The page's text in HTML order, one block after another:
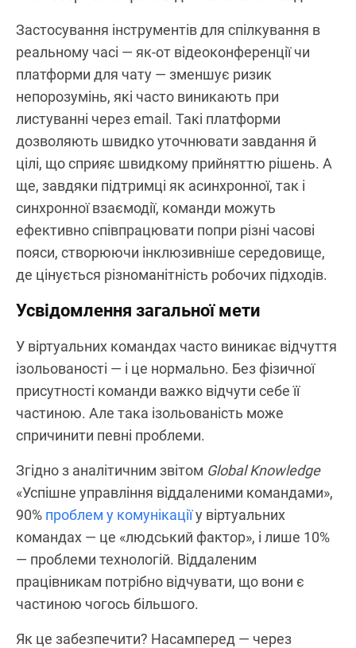
Застосування інструментів для спілкування в
реальному часі — як-от відеоконференції чи
платформи для чату — зменшує ризик
непорозумінь, які часто виникають при
листуванні через email. Такі платформи
дозволяють швидко уточнювати завдання й
цілі, що сприяє швидкому прийняттю рішень. А
ще, завдяки підтримці як асинхронної, так і
синхронної взаємодії, команди можуть
ефективно співпрацювати попри різні часові
пояси, створюючи інклюзивніше середовище,
де цінується різноманітність робочих підходів.
Усвідомлення загальної мети
У віртуальних командах часто виникає відчуття
ізольованості — і це нормально. Без фізичної
присутності команди важко відчути себе її
частиною. Але така ізольованість може
спричинити певні проблеми.
Згідно з аналітичним звітом Global Knowledge
«Успішне управління віддаленими командами»,
90% проблем у комунікаціїу віртуальних
командах — це «людський фактор», і лише 10%
— проблеми технологій. Віддаленим
працівникам потрібно відчувати, що вони є
частиною чогось більшого.
Як це забезпечити? Насамперед — через